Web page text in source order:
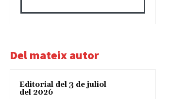
Del mateix autor
Editorial del 3 de juliol
del 2026